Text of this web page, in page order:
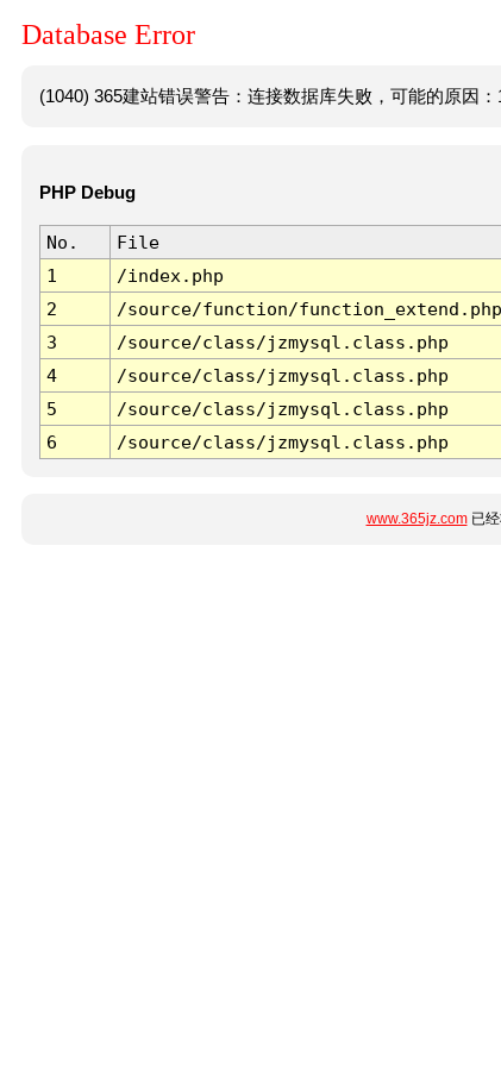
Database Error
(1040) 365建站错误警告：连接数据库失败，可能的原因
PHP Debug
No. File
1
/index.php
2
/source/function/function_extend.php
3
/source/class/jzmysql.class.php
4
/source/class/jzmysql.class.php
5
/source/class/jzmysql.class.php
6
/source/class/jzmysql.class.php
www.365jz.com已经